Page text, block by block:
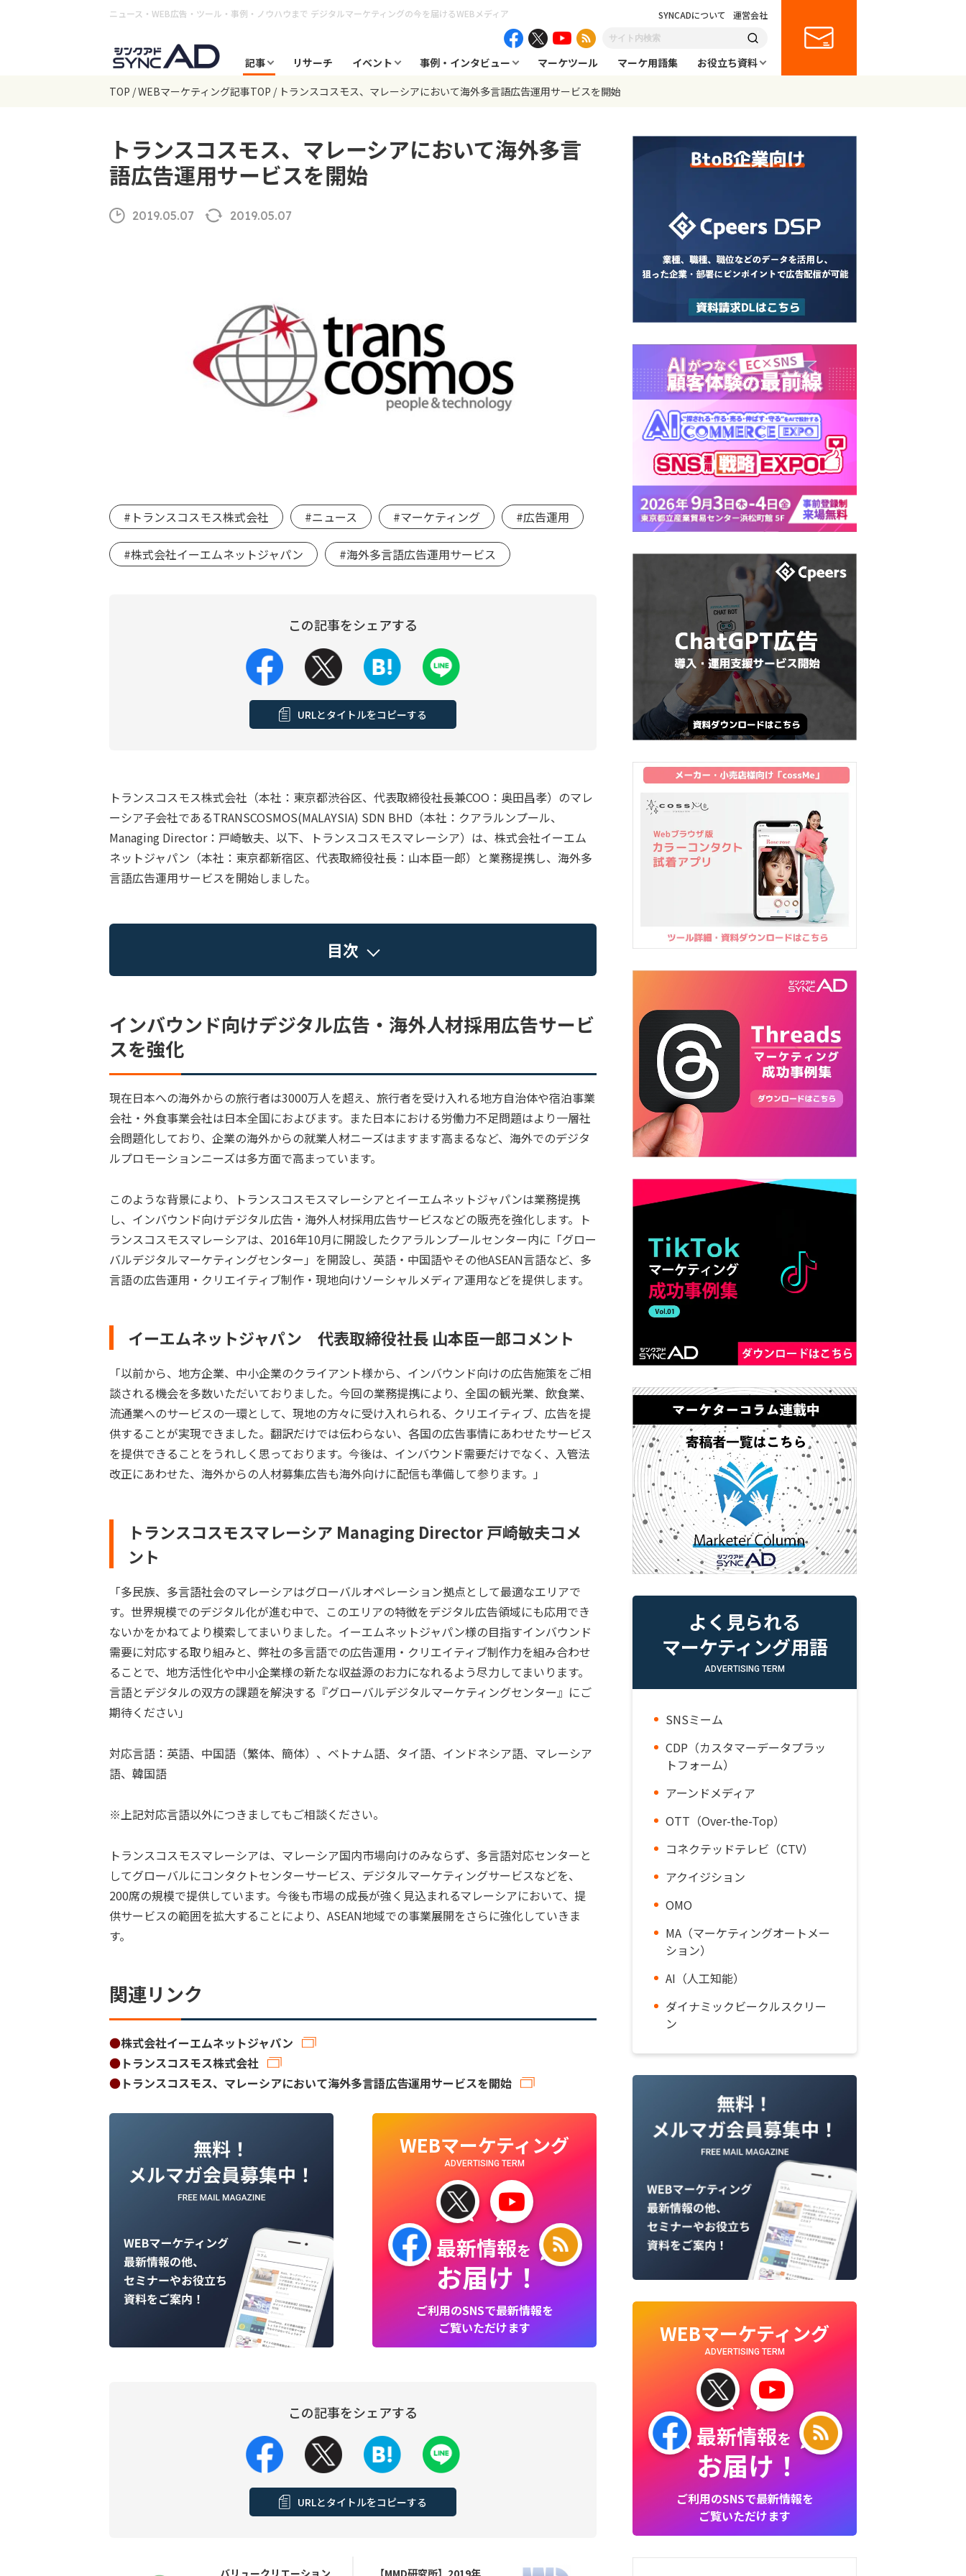
ニュース・WEB広告・ツール・事例・ノウハウまで デジタルマーケティングの今を届けるWEBメディア SYNCADについて 運営会社
記事 リサーチ イベント 事例・インタビュー マーケツール マーケ用語集
お役立ち資料
TOP WEBマーケティング記事TOP トランスコスモス、マレーシアにおいて海外多言語広告運用サービスを開始
トランスコスモス、マレーシアにおいて海外多言
語広告運用サービスを開始
2019.05.07 2019.05.07
#トランスコスモス株式会社 #ニュース #マーケティング #広告運用
#株式会社イーエムネットジャパン #海外多言語広告運用サービス
この記事をシェアする
URLとタイトルをコピーする
トランスコスモス株式会社（本社：東京都渋谷区、代表取締役社長兼COO：奥田昌孝）のマレ
ーシア子会社であるTRANSCOSMOS(MALAYSIA) SDN BHD（本社：クアラルンプール、
Managing Director：戸崎敏夫、以下、トランスコスモスマレーシア）は、株式会社イーエム
ネットジャパン（本社：東京都新宿区、代表取締役社長：山本臣一郎）と業務提携し、海外多
言語広告運用サービスを開始しました。
目次
インバウンド向けデジタル広告・海外人材採用広告サービ
スを強化
現在日本への海外からの旅行者は3000万人を超え、旅行者を受け入れる地方自治体や宿泊事業
会社・外食事業会社は日本全国におよびます。また日本における労働力不足問題はより一層社
会問題化しており、企業の海外からの就業人材ニーズはますます高まるなど、海外でのデジタ
ルプロモーションニーズは多方面で高まっています。
このような背景により、トランスコスモスマレーシアとイーエムネットジャパンは業務提携
し、インバウンド向けデジタル広告・海外人材採用広告サービスなどの販売を強化します。ト
ランスコスモスマレーシアは、2016年10月に開設したクアラルンプールセンター内に「グロー
バルデジタルマーケティングセンター」を開設し、英語・中国語やその他ASEAN言語など、多
言語の広告運用・クリエイティブ制作・現地向けソーシャルメディア運用などを提供します。
イーエムネットジャパン 代表取締役社長 山本臣一郎コメント
「以前から、地方企業、中小企業のクライアント様から、インバウンド向けの広告施策をご相
談される機会を多数いただいておりました。今回の業務提携により、全国の観光業、飲食業、
流通業へのサービスの一環として、現地の方々に受け入れられる、クリエイティブ、広告を提
供することが実現できました。翻訳だけでは伝わらない、各国の広告事情にあわせたサービス
を提供できることをうれしく思っております。今後は、インバウンド需要だけでなく、入管法
改正にあわせた、海外からの人材募集広告も海外向けに配信も準備して参ります。」
トランスコスモスマレーシア Managing Director 戸崎敏夫コメ
ント
「多民族、多言語社会のマレーシアはグローバルオペレーション拠点として最適なエリアで
す。世界規模でのデジタル化が進む中で、このエリアの特徴をデジタル広告領域にも応用でき
ないかをかねてより模索してまいりました。イーエムネットジャパン様の目指すインバウンド
需要に対応する取り組みと、弊社の多言語での広告運用・クリエイティブ制作力を組み合わせ
ることで、地方活性化や中小企業様の新たな収益源のお力になれるよう尽力してまいります。
言語とデジタルの双方の課題を解決する『グローバルデジタルマーケティングセンター』にご
期待ください」
対応言語：英語、中国語（繁体、簡体）、ベトナム語、タイ語、インドネシア語、マレーシア
語、韓国語
※上記対応言語以外につきましてもご相談ください。
トランスコスモスマレーシアは、マレーシア国内市場向けのみならず、多言語対応センターと
してグローバルにコンタクトセンターサービス、デジタルマーケティングサービスなどを、
200席の規模で提供しています。今後も市場の成長が強く見込まれるマレーシアにおいて、提
供サービスの範囲を拡大することにより、ASEAN地域での事業展開をさらに強化していきま
す。
関連リンク
●株式会社イーエムネットジャパン
●トランスコスモス株式会社
●トランスコスモス、マレーシアにおいて海外多言語広告運用サービスを開始
WEBマーケティング
ADVERTISING TERM
最新情報を
お届け！
ご利用のSNSで最新情報を
ご覧いただけます
この記事をシェアする
URLとタイトルをコピーする
よく見られる
マーケティング用語
ADVERTISING TERM
SNSミーム
CDP（カスタマーデータプラッ
トフォーム）
アーンドメディア
OTT（Over-the-Top）
コネクテッドテレビ（CTV）
アクイジション
OMO
MA（マーケティングオートメー
ション）
AI（人工知能）
ダイナミックビークルスクリー
ン
WEBマーケティング
ADVERTISING TERM
最新情報を
お届け！
ご利用のSNSで最新情報を
ご覧いただけます